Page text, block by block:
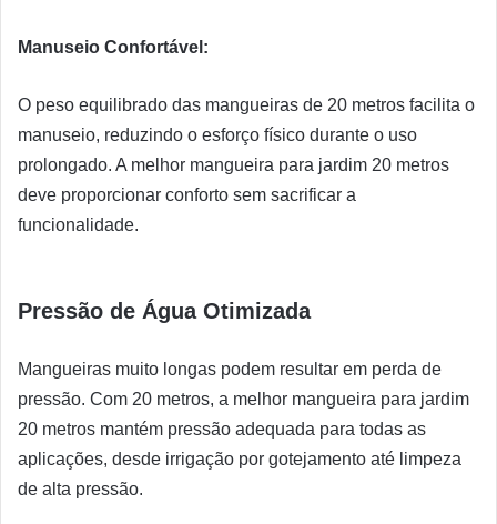
Manuseio Confortável:
O peso equilibrado das mangueiras de 20 metros facilita o
manuseio, reduzindo o esforço físico durante o uso
prolongado. A melhor mangueira para jardim 20 metros
deve proporcionar conforto sem sacrificar a
funcionalidade.
Pressão de Água Otimizada
Mangueiras muito longas podem resultar em perda de
pressão. Com 20 metros, a melhor mangueira para jardim
20 metros mantém pressão adequada para todas as
aplicações, desde irrigação por gotejamento até limpeza
de alta pressão.